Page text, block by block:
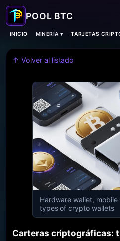
INICIO MINERÍA ▾ TARJETAS
↑ Volver al listado
Hardware wallet,
types of crypto wallets
Carteras criptográficas: